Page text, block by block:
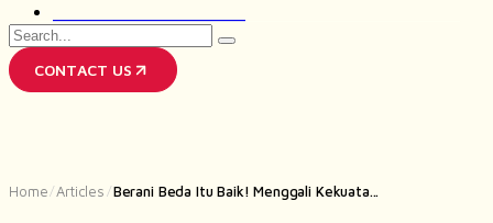
CONTACT US
Search
for
Home / Articles /Berani Beda Itu Baik! Menggali Kekuata...